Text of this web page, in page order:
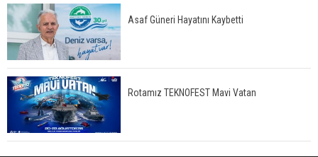
Asaf Güneri Hayatını Kaybetti
Rotamız TEKNOFEST Mavi Vatan